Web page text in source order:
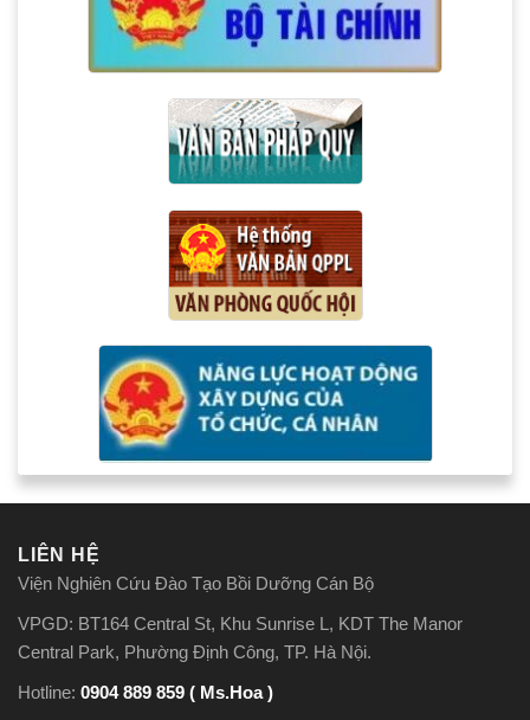
LIÊN HỆ
Viện Nghiên Cứu Đào Tạo Bồi Dưỡng Cán Bộ
VPGD: BT164 Central St, Khu Sunrise L, KDT The Manor
Central Park, Phường Định Công, TP. Hà Nội.
Hotline: 0904 889 859 ( Ms.Hoa )